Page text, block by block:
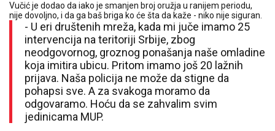
Vučić je dodao da iako je smanjen broj oružja u ranijem periodu,
nije dovoljno, i da ga baš briga ko će šta da kaže - niko nije siguran.
- U eri društenih mreža, kada mi juče imamo 25
intervencija na teritoriji Srbije, zbog
neodgovornog, groznog ponašanja naše omladine
koja imitira ubicu. Pritom imamo još 20 lažnih
prijava. Naša policija ne može da stigne da
pohapsi sve. A za svakoga moramo da
odgovaramo. Hoću da se zahvalim svim
jedinicama MUP.